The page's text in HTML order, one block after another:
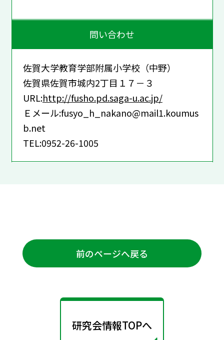
問い合わせ
佐賀大学教育学部附属小学校（中野）
佐賀県佐賀市城内2丁目１７－３
URL:http://fusho.pd.saga-u.ac.jp/
Ｅメール:fusyo_h_nakano@mail1.koumus
b.net
TEL:0952-26-1005
前のページへ戻る
研究会情報TOPへ